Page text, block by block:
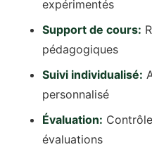
expérimentés
Support de cours:
pédagogiques
Suivi individualisé:
personnalisé
Évaluation:
évaluations